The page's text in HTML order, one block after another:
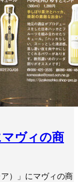
マヴィの商
）」にマヴィの商